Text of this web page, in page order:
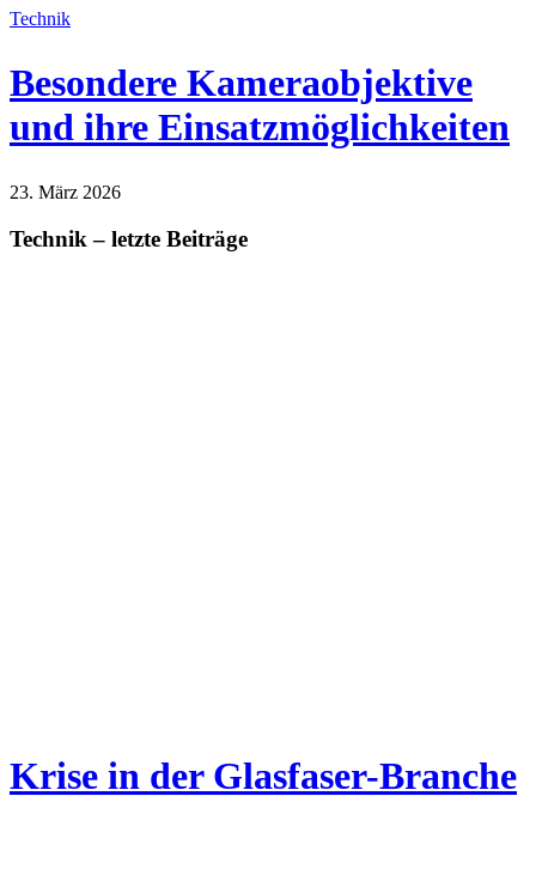
Technik
Besondere Kameraobjektive
und ihre Einsatzmöglichkeiten
23. März 2026
Technik – letzte Beiträge
Krise in der Glasfaser-Branche